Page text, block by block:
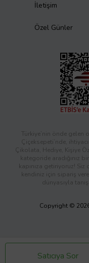
Satıcıya Sor
İletişim
Özel Günler
Türkiye’nin önde
Çiçeksepeti’nde,
Çikolata, Hediye, Kişiye
kategoride aradığınız
kapınıza getiriyoruz!
kendiniz için sipariş
dünyasıyla
Copyright ©